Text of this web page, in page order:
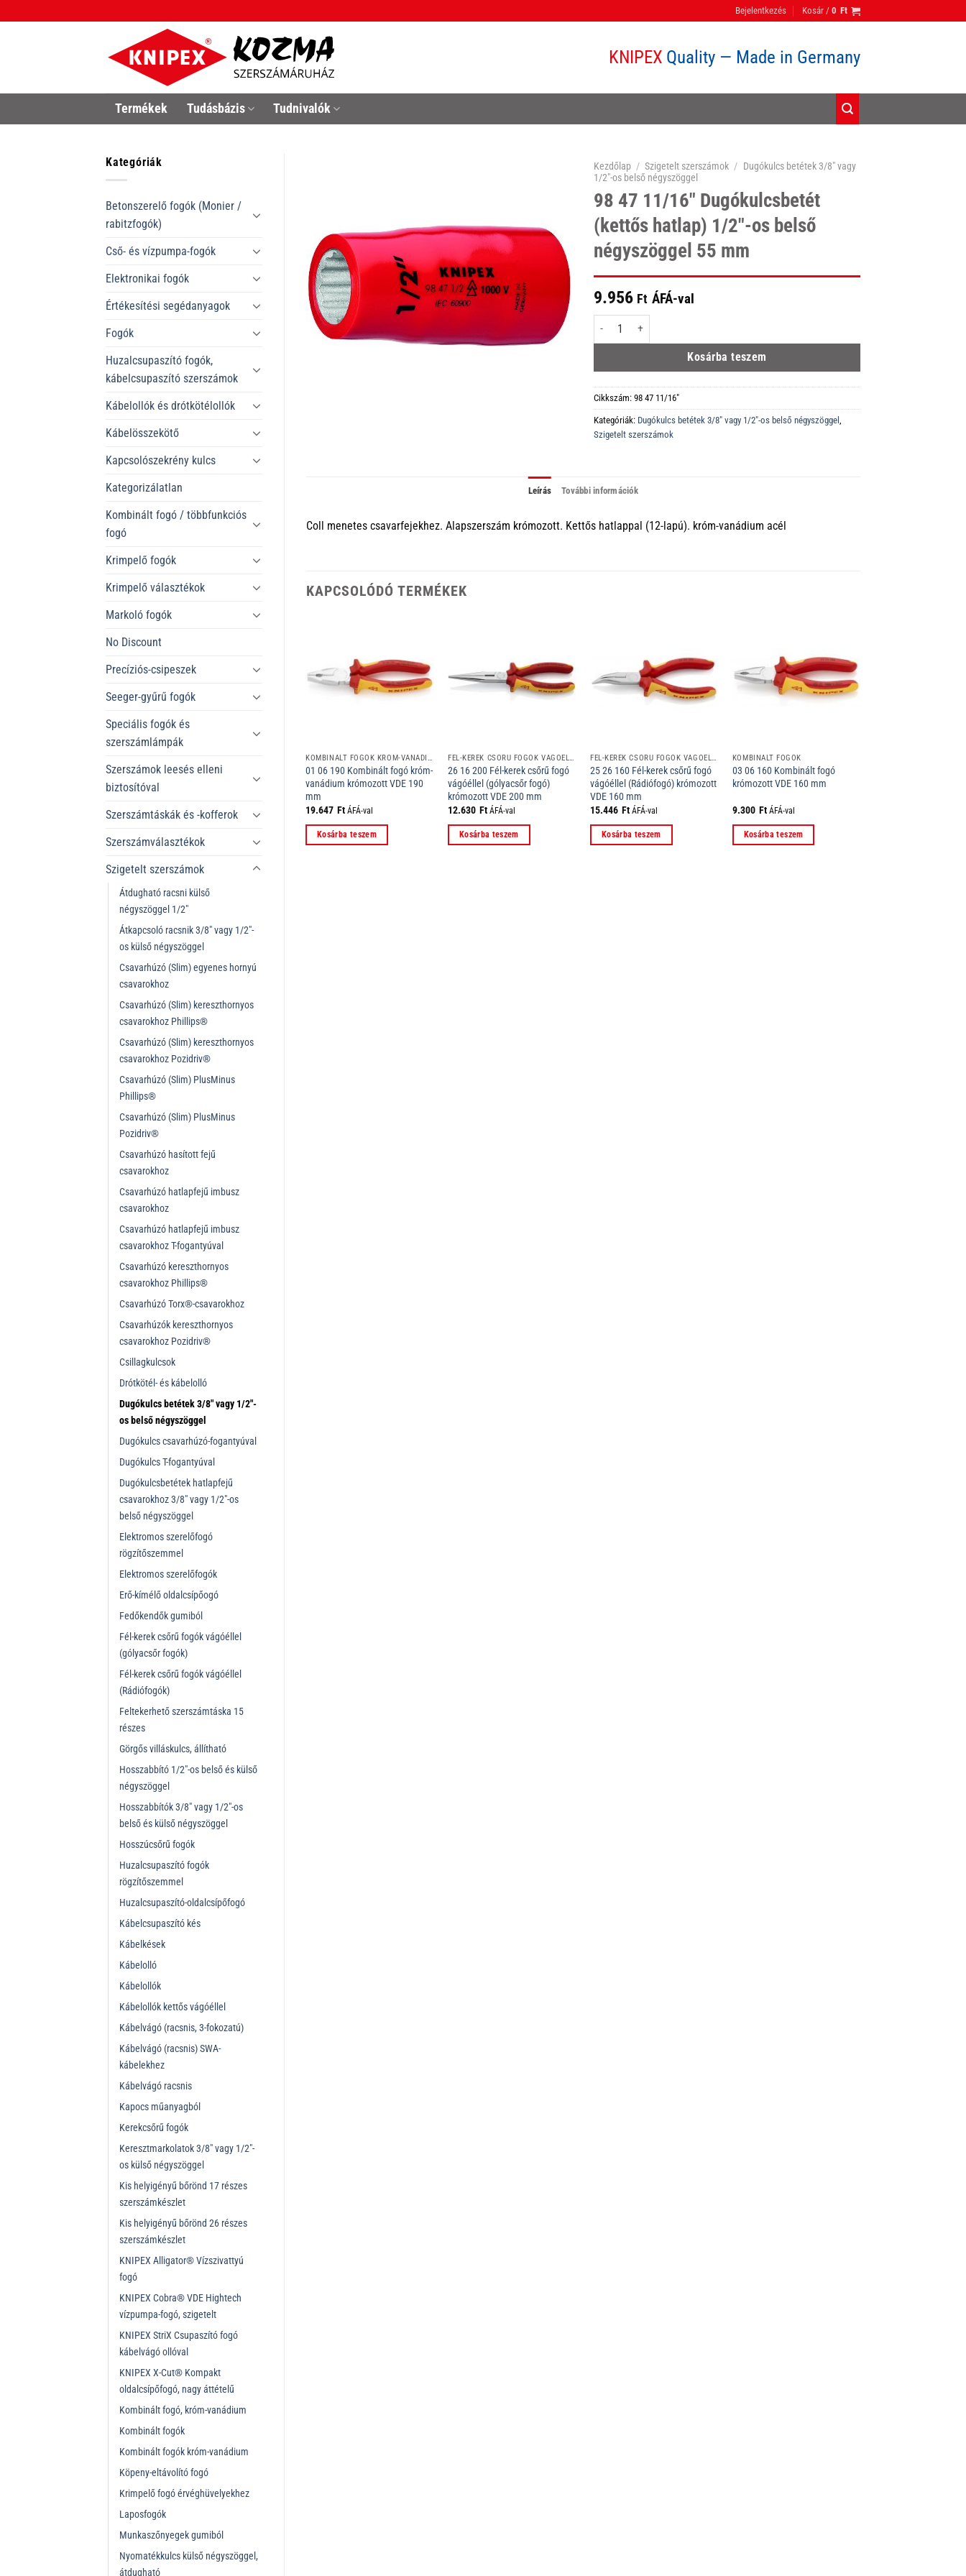
to
Bejelentkezés Kosár / 0 Ft
KNIPEX Quality — Made in Germany
Termékek Tudásbázis Tudnivalók
Kategóriák
Betonszerelő fogók (Monier /
rabitzfogók)
Cső- és vízpumpa-fogók
Elektronikai fogók
Értékesítési segédanyagok
Fogók
Huzalcsupaszító fogók,
kábelcsupaszító szerszámok
Kábelollók és drótkötélollók
Kábelösszekötő
Kapcsolószekrény kulcs
Kategorizálatlan
Kombinált fogó / többfunkciós
fogó
Krimpelő fogók
Krimpelő választékok
Markoló fogók
No Discount
Precíziós-csipeszek
Seeger-gyűrű fogók
Speciális fogók és
szerszámlámpák
Szerszámok leesés elleni
biztosítóval
Szerszámtáskák és -kofferok
Szerszámválasztékok
Szigetelt szerszámok
Átdugható racsni külső
négyszöggel 1/2"
Átkapcsoló racsnik 3/8" vagy 1/2"-
os külső négyszöggel
Csavarhúzó (Slim) egyenes hornyú
csavarokhoz
Csavarhúzó (Slim) kereszthornyos
csavarokhoz Phillips®
Csavarhúzó (Slim) kereszthornyos
csavarokhoz Pozidriv®
Csavarhúzó (Slim) PlusMinus
Phillips®
Csavarhúzó (Slim) PlusMinus
Pozidriv®
Csavarhúzó hasított fejű
csavarokhoz
Csavarhúzó hatlapfejű imbusz
csavarokhoz
Csavarhúzó hatlapfejű imbusz
csavarokhoz T-fogantyúval
Csavarhúzó kereszthornyos
csavarokhoz Phillips®
Csavarhúzó Torx®-csavarokhoz
Csavarhúzók kereszthornyos
csavarokhoz Pozidriv®
Csillagkulcsok
Drótkötél- és kábelolló
Dugókulcs betétek 3/8" vagy 1/2"-
os belső négyszöggel
Dugókulcs csavarhúzó-fogantyúval
Dugókulcs T-fogantyúval
Dugókulcsbetétek hatlapfejű
csavarokhoz 3/8" vagy 1/2"-os
belső négyszöggel
Elektromos szerelőfogó
rögzítőszemmel
Elektromos szerelőfogók
Erő-kímélő oldalcsípőogó
Fedőkendők gumiból
Fél-kerek csőrű fogók vágóéllel
(gólyacsőr fogók)
Fél-kerek csőrű fogók vágóéllel
(Rádiófogók)
Feltekerhető szerszámtáska 15
részes
Görgős villáskulcs, állítható
Hosszabbító 1/2"-os belső és külső
négyszöggel
Hosszabbítók 3/8" vagy 1/2"-os
belső és külső négyszöggel
Hosszúcsőrű fogók
Huzalcsupaszító fogók
rögzítőszemmel
Huzalcsupaszító-oldalcsípőfogó
Kábelcsupaszító kés
Kábelkések
Kábelolló
Kábelollók
Kábelollók kettős vágóéllel
Kábelvágó (racsnis, 3-fokozatú)
Kábelvágó (racsnis) SWA-
kábelekhez
Kábelvágó racsnis
Kapocs műanyagból
Kerekcsőrű fogók
Keresztmarkolatok 3/8" vagy 1/2"-
os külső négyszöggel
Kis helyigényű bőrönd 17 részes
szerszámkészlet
Kis helyigényű bőrönd 26 részes
szerszámkészlet
KNIPEX Alligator® Vízszivattyú
fogó
KNIPEX Cobra® VDE Hightech
vízpumpa-fogó, szigetelt
KNIPEX StriX Csupaszító fogó
kábelvágó ollóval
KNIPEX X-Cut® Kompakt
oldalcsípőfogó, nagy áttételű
Kombinált fogó, króm-vanádium
Kombinált fogók
Kombinált fogók króm-vanádium
Köpeny-eltávolító fogó
Krimpelő fogó érvéghüvelyekhez
Laposfogók
Munkaszőnyegek gumiból
Nyomatékkulcs külső négyszöggel,
átdugható
Kezdőlap / Szigetelt szerszámok / Dugókulcs betétek 3/8" vagy
1/2"-os belső négyszöggel
98 47 11/16″ Dugókulcsbetét
(kettős hatlap) 1/2″-os belső
négyszöggel 55 mm
9.956 Ft ÁFÁ-val
98 47 11/16" Dugókulcsbetét (kettős hatlap) 1/2"-os belső négyszöggel 55 mm mennyiség
Kosárba teszem
Cikkszám:98 47 11/16"
Kategóriák: Dugókulcs betétek 3/8" vagy 1/2"-os belső négyszöggel
Szigetelt szerszámok
Leírás További információk
Coll menetes csavarfejekhez. Alapszerszám krómozott. Kettős hatlappal (12-lapú). króm-vanádium acél
KAPCSOLÓDÓ TERMÉKEK
KOMBINÁLT FOGÓK KRÓM-VANÁDIUM
01 06 190 Kombinált fogó króm-
vanádium krómozott VDE 190
mm
19.647 Ft ÁFÁ-val
Kosárba teszem
FÉL-KEREK CSŐRŰ FOGÓK VÁGÓÉLLEL (GÓLYACSŐR FOGÓK)
26 16 200 Fél-kerek csőrű fogó
vágóéllel (gólyacsőr fogó)
krómozott VDE 200 mm
12.630 Ft ÁFÁ-val
Kosárba teszem
FÉL-KEREK CSŐRŰ FOGÓK VÁGÓÉLLEL (RÁDIÓFOGÓK)
25 26 160 Fél-kerek csőrű fogó
vágóéllel (Rádiófogó) krómozott
VDE 160 mm
15.446 Ft ÁFÁ-val
Kosárba teszem
KOMBINÁLT FOGÓK
03 06 160 Kombinált fogó
krómozott VDE 160 mm
9.300 Ft ÁFÁ-val
Kosárba teszem
30 16 160 Hosszúcsőrű fogó
krómozott VDE 160 mm
03 07 200 Kombinált fogó
krómozott VDE 200 mm
17.567 Ft ÁFÁ-val